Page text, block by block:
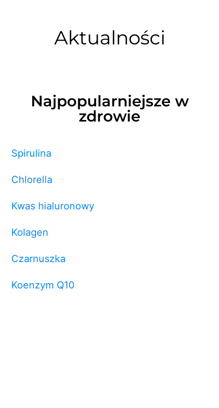
Aktualności
Najpopularniejsze w
zdrowie
Spirulina
Chlorella
Kwas hialuronowy
Kolagen
Czarnuszka
Koenzym Q10